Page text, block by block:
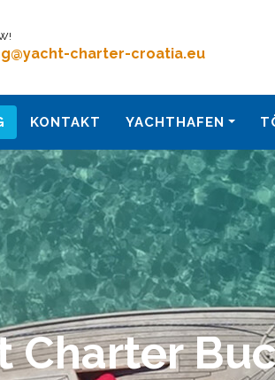
charter-croatia.eu
KONTAKT YACHTHAFEN
Charter